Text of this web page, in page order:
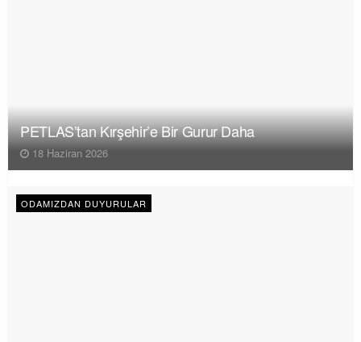
PETLAS’tan Kırşehir’e Bir Gurur Daha
18 Haziran 2026
ODAMIZDAN DUYURULAR